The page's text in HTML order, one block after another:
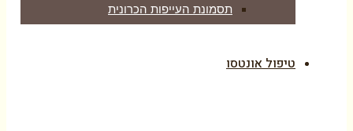
תסמונת העייפות הכרונית
טיפול אונטסו